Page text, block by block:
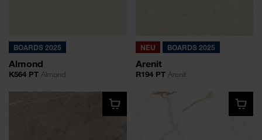
BOARDS 2025
Almond
K564 PT Almond
NEU BOARDS 2025
Arenit
R194 PTArenit